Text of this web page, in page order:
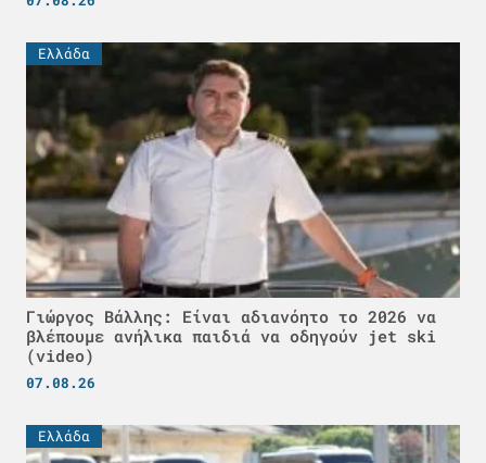
Ελλάδα
Γιώργος Βάλλης: Είναι αδιανόητο το 2026 να
βλέπουμε ανήλικα παιδιά να οδηγούν jet ski
(video)
07.08.26
Ελλάδα